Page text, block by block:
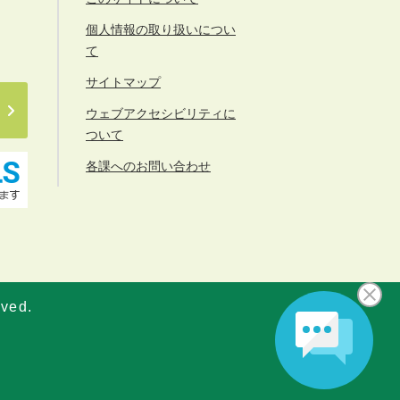
個人情報の取り扱いについ
て
サイトマップ
ウェブアクセシビリティに
ついて
各課へのお問い合わせ